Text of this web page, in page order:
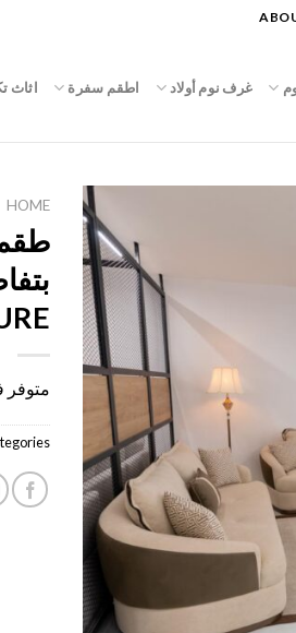
غرف نوم أولاد اطقم سفرة اثاث
HOME
طقم
متوفر